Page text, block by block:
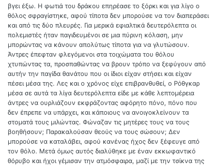
βγει έξω. Η φωτιά του δράκου επηρέασε το ξόρκι και για λίγο ο
θόλος σφραγίστηκε, αφού τίποτα δεν μπορούσε να τον διαπεράσει
και από τις δύο πλευρές. Για μερικά εφιαλτικά δευτερόλεπτα οι
πολεμιστές ήταν παγιδευμένοι σε μια πύρινη κόλαση, μην
μπορώντας να κάνουν απολύτως τίποτα για να γλυτώσουν.
Άντρες έπεφταν φλεγόμενοι στα τοιχώματα του θόλου
χτυπώντας τα, προσπαθώντας να βρουν τρόπο να ξεφύγουν από
αυτήν την παγίδα θανάτου που οι ίδιοι είχαν στήσει και είχαν
πέσει μέσα της. Λες και ο χρόνος είχε επιβρανθυθεί, ο Ρόθγκαρ
μέσα σε αυτά τα λίγα δευτερόλεπτα είδε με κάθε λεπτομέρεια
άντρες να ουρλιάζουν εκφράζοντας αφόρητο πόνο, πόνο που
δεν έπρεπε να υπάρχει, και κάποιους να ανοιγοκλείνουν τα
στοματά τους μιλώντας. Φώναζαν τις μητέρες τους να τους
βοηθήσουν; Παρακαλούσαν θεούς να τους σώσουν; Δεν
μπορούσε να καταλάβει, αφού κανένας ήχος δεν ξέφευγε από
τον θόλο. Μετά όμως αυτός διαλύθηκε με έναν εκκωφαντικό
θόρυβο και ήχοι γέμισαν την ατμόσφαιρα, μαζί με την τσίκνα της